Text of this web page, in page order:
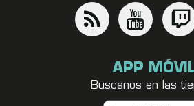
APP
Buscanos en las